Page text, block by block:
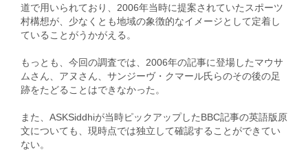
道で用いられており、2006年当時に提案されていたスポーツ
村構想が、少なくとも地域の象徴的なイメージとして定着し
ていることがうかがえる。
もっとも、今回の調査では、2006年の記事に登場したマウサ
ムさん、アヌさん、サンジーヴ・クマール氏らのその後の足
跡をたどることはできなかった。
また、ASKSiddhiが当時ピックアップしたBBC記事の英語版原
文についても、現時点では独立して確認することができてい
ない。